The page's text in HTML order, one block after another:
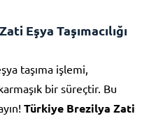
Eşya Taşımacılığı
taşıma işlemi,
bir süreçtir. Bu
Türkiye Brezilya Zati